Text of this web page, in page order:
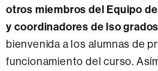
otros miembros del Equipo
y coordinadores de lso grados
bienvenida a los alumnas de
funcionamiento del curso.